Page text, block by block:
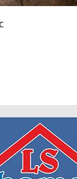
liječnika